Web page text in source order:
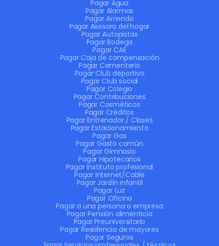
Pagar Agua
Pagar Alarmas
Pagar Arriendo
Pagar Asesora del hogar
Pagar Autopistas
Pagar Bodega
Pagar CAE
Pagar Caja de compensación
Pagar Cementerio
Pagar Club deportivo
Pagar Club social
Pagar Colegio
Pagar Contribuciones
Pagar Cosméticos
Pagar Créditos
Pagar Entrenador / Clases
Pagar Estacionamiento
Pagar Gas
Pagar Gasto común
Pagar Gimnasio
Pagar Hipotecarios
Pagar Instituto profesional
Pagar Internet/Cable
Pagar Jardín infantil
Pagar Luz
Pagar Oficina
Pagar a una persona o empresa
Pagar Pensión alimenticia
Pagar Preuniversitario
Pagar Residencia de mayores
Pagar Seguros